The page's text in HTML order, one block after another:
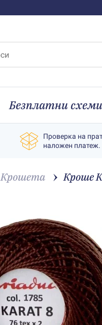
Безплатни схеми
Проверка на
наложен платеж.
Крошета Кроше